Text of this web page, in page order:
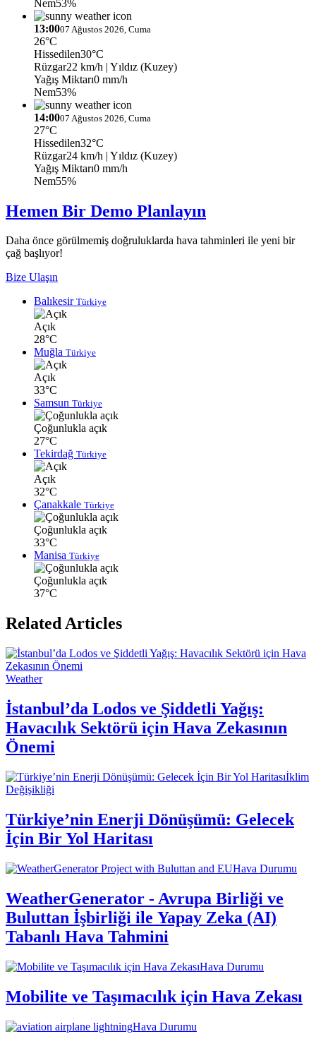
Nem53%
13:0007 Ağustos 2026, Cuma
26°C
Hissedilen30°C
Rüzgar22 km/h | Yıldız (Kuzey)
Yağış Miktarı0 mm/h
Nem53%
14:0007 Ağustos 2026, Cuma
27°C
Hissedilen32°C
Rüzgar24 km/h | Yıldız (Kuzey)
Yağış Miktarı0 mm/h
Nem55%
Hemen Bir Demo Planlayın
Daha önce görülmemiş doğruluklarda hava tahminleri ile yeni bir
çağ başlıyor!
Bize Ulaşın
Balıkesir Türkiye
Açık
28°C
Muğla Türkiye
Açık
33°C
Samsun Türkiye
Çoğunlukla açık
27°C
Tekirdağ Türkiye
Açık
32°C
Çanakkale Türkiye
Çoğunlukla açık
33°C
Manisa Türkiye
Çoğunlukla açık
37°C
Related Articles
Weather
İstanbul’da Lodos ve Şiddetli Yağış:
Havacılık Sektörü için Hava Zekasının
Önemi
İklim
Değişikliği
Türkiye’nin Enerji Dönüşümü: Gelecek
İçin Bir Yol Haritası
Hava Durumu
WeatherGenerator - Avrupa Birliği ve
Buluttan İşbirliği ile Yapay Zeka (AI)
Tabanlı Hava Tahmini
Hava Durumu
Mobilite ve Taşımacılık için Hava Zekası
Hava Durumu